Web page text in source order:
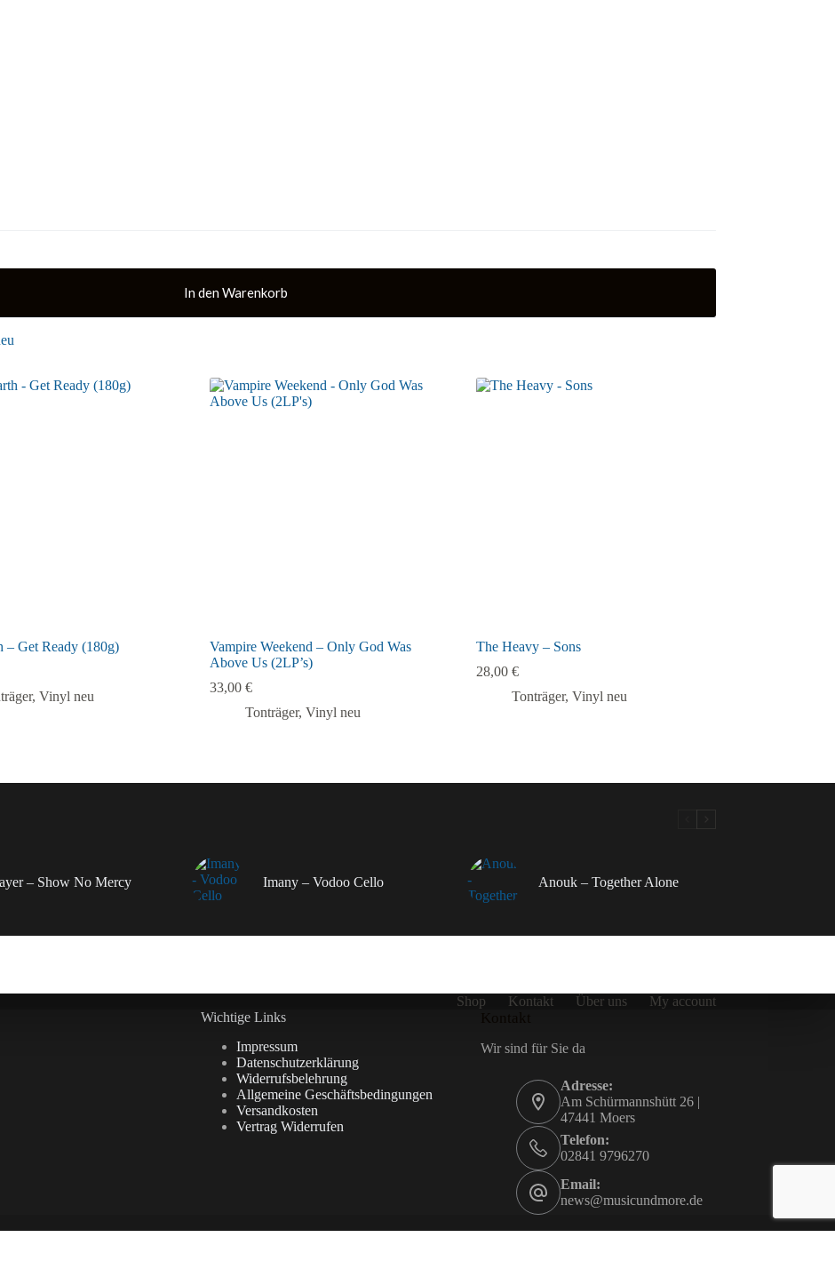
In den Warenkorb
– Get Ready (180g)
, Vinyl neu
Vampire Weekend – Only God Was
Above Us (2LP’s)
33,00 €
Tonträger, Vinyl neu
The Heavy – Sons
28,00 €
Tonträger, Vinyl neu
– Show No Mercy Imany – Vodoo Cello Anouk – Together Alone
Shop Kontakt Über uns
My account
Wichtige Links
Impressum
Datenschutzerklärung
Widerrufsbelehrung
Allgemeine Geschäftsbedingungen
Versandkosten
Vertrag Widerrufen
Wir sind für Sie da
Adresse:
Am Schürmannshütt 26 |
47441 Moers
Telefon:
02841 9796270
Email:
news@musicundmore.de